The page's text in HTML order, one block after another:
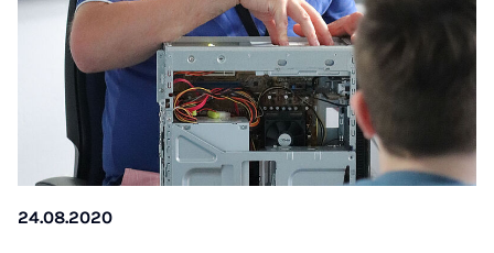
24.08.2020